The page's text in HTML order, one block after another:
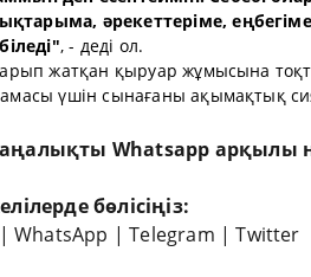
әрекеттеріме,
, - деді ол.
жатқан қыруар жұмысына
үшін сынағаны ақымақтық
Whatsapp арқылы
бөлісіңіз:
|WhatsApp |Telegram |Twitter